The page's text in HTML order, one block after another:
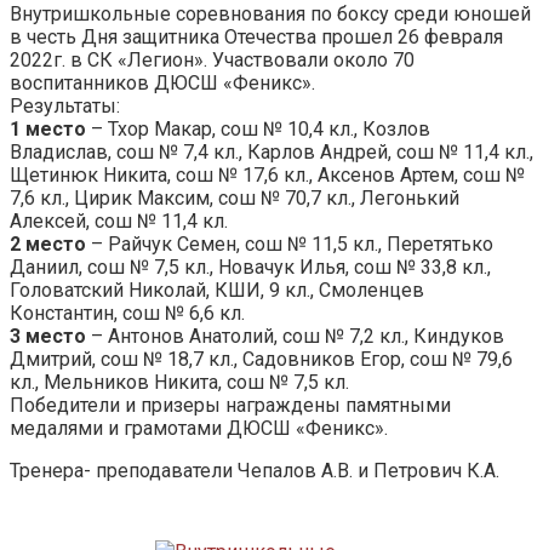
Внутришкольные соревнования по боксу среди юношей
в честь Дня защитника Отечества прошел 26 февраля
2022г. в СК «Легион». Участвовали около 70
воспитанников ДЮСШ «Феникс».
Результаты:
1 место – Тхор Макар, сош № 10,4 кл., Козлов
Владислав, сош № 7,4 кл., Карлов Андрей, сош № 11,4 кл.,
Щетинюк Никита, сош № 17,6 кл., Аксенов Артем, сош №
7,6 кл., Цирик Максим, сош № 70,7 кл., Легонький
Алексей, сош № 11,4 кл.
2 место – Райчук Семен, сош № 11,5 кл., Перетятько
Даниил, сош № 7,5 кл., Новачук Илья, сош № 33,8 кл.,
Головатский Николай, КШИ, 9 кл., Смоленцев
Константин, сош № 6,6 кл.
3 место – Антонов Анатолий, сош № 7,2 кл., Киндуков
Дмитрий, сош № 18,7 кл., Садовников Егор, сош № 79,6
кл., Мельников Никита, сош № 7,5 кл.
Победители и призеры награждены памятными
медалями и грамотами ДЮСШ «Феникс».
Тренера- преподаватели Чепалов А.В. и Петрович К.А.